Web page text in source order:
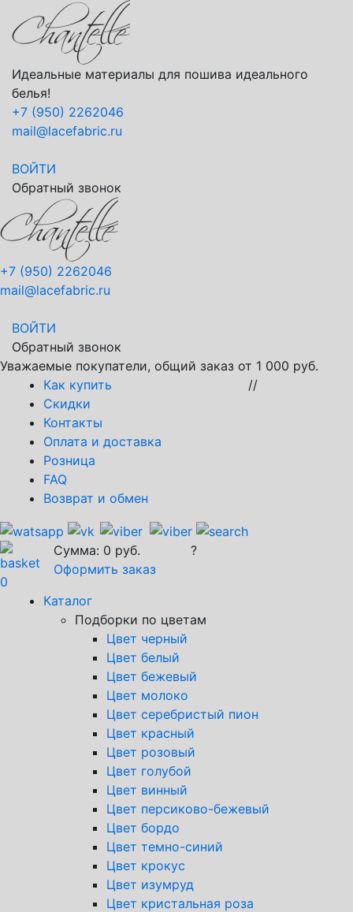
Идеальные материалы для пошива идеального
белья!
+7 (950) 2262046
mail@lacefabric.ru
ВОЙТИ
Обратный звонок
+7 (950) 2262046
mail@lacefabric.ru
ВОЙТИ
Обратный звонок
Уважаемые покупатели, общий заказ от 1 000 руб.
Как купить
Скидки
Контакты
Оплата и доставка
Розница
FAQ
Возврат и обмен
//
0
Сумма: 0 руб.
Оформить заказ
?
Каталог
Подборки по цветам
Цвет черный
Цвет белый
Цвет бежевый
Цвет молоко
Цвет серебристый пион
Цвет красный
Цвет розовый
Цвет голубой
Цвет винный
Цвет персиково-бежевый
Цвет бордо
Цвет темно-синий
Цвет крокус
Цвет изумруд
Цвет кристальная роза